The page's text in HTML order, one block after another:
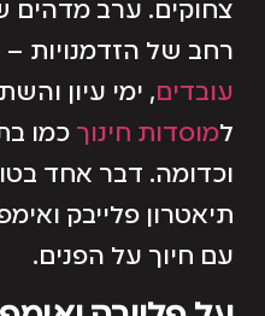
צחוקים. ערב מדהים
רחב של הזדמנויות –
עובדים, ימי עיון
למוסדות חינוך כמו
וכדומה. דבר אחד
תיאטרון פלייבק
עם חיוך על הפנים.